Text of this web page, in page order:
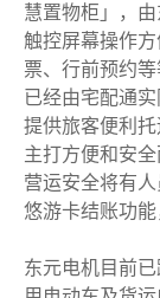
慧置物柜」，
触控屏幕操作
票、行前预约
已经由宅配通
提供旅客便利托
主打方便和安
营运安全将有
悠游卡结账功能
东元电机目前